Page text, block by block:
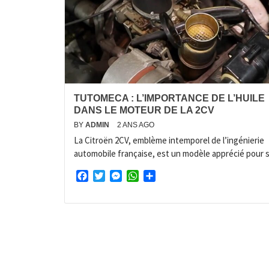
TUTOMECA : L’IMPORTANCE DE L’HUILE
DANS LE MOTEUR DE LA 2CV
BY ADMIN 2 ANS AGO
La Citroën 2CV, emblème intemporel de l’ingénierie
automobile française, est un modèle apprécié pour
FacebookTwitterMessengerWhatsApp